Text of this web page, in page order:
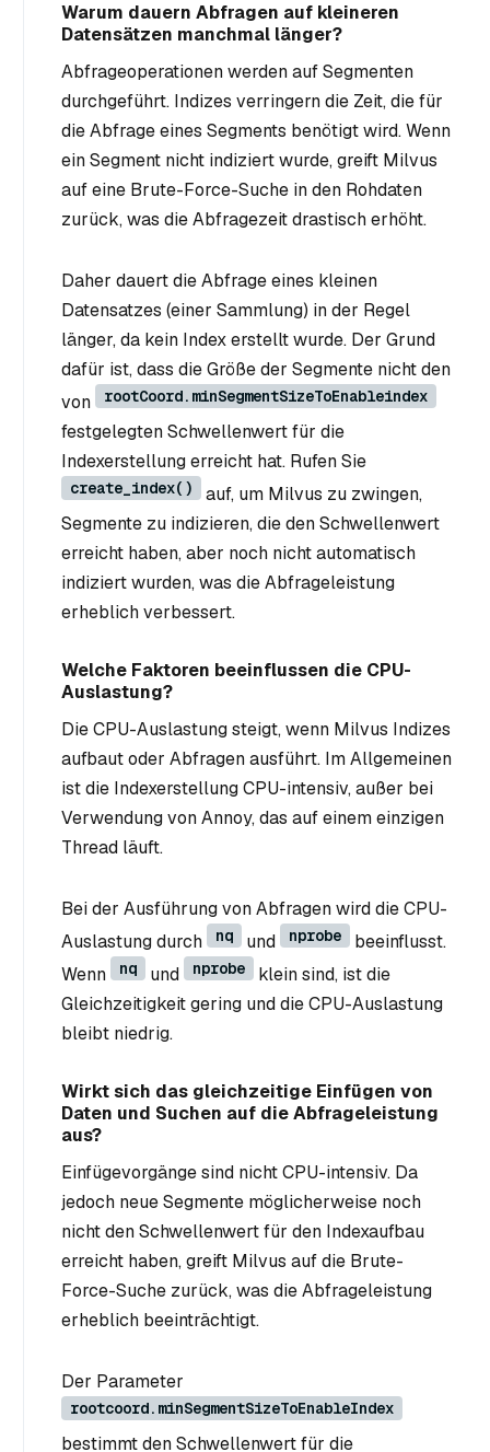
Warum dauern Abfragen auf kleineren
Datensätzen manchmal länger?
Abfrageoperationen werden auf Segmenten
durchgeführt. Indizes verringern die Zeit, die für
die Abfrage eines Segments benötigt wird. Wenn
ein Segment nicht indiziert wurde, greift Milvus
auf eine Brute-Force-Suche in den Rohdaten
zurück, was die Abfragezeit drastisch erhöht.
Daher dauert die Abfrage eines kleinen
Datensatzes (einer Sammlung) in der Regel
länger, da kein Index erstellt wurde. Der Grund
dafür ist, dass die Größe der Segmente nicht den
von
rootCoord.minSegmentSizeToEnableindex
festgelegten Schwellenwert für die
Indexerstellung erreicht hat. Rufen Sie
create_index()
auf, um Milvus zu zwingen,
Segmente zu indizieren, die den Schwellenwert
erreicht haben, aber noch nicht automatisch
indiziert wurden, was die Abfrageleistung
erheblich verbessert.
Welche Faktoren beeinflussen die CPU-
Auslastung?
Die CPU-Auslastung steigt, wenn Milvus Indizes
aufbaut oder Abfragen ausführt. Im Allgemeinen
ist die Indexerstellung CPU-intensiv, außer bei
Verwendung von Annoy, das auf einem einzigen
Thread läuft.
Bei der Ausführung von Abfragen wird die CPU-
Auslastung durch
nq und nprobe
beeinflusst.
Wenn
nq und nprobe
klein sind, ist die
Gleichzeitigkeit gering und die CPU-Auslastung
bleibt niedrig.
Wirkt sich das gleichzeitige Einfügen von
Daten und Suchen auf die Abfrageleistung
aus?
Einfügevorgänge sind nicht CPU-intensiv. Da
jedoch neue Segmente möglicherweise noch
nicht den Schwellenwert für den Indexaufbau
erreicht haben, greift Milvus auf die Brute-
Force-Suche zurück, was die Abfrageleistung
erheblich beeinträchtigt.
Der Parameter
rootcoord.minSegmentSizeToEnableIndex
bestimmt den Schwellenwert für die